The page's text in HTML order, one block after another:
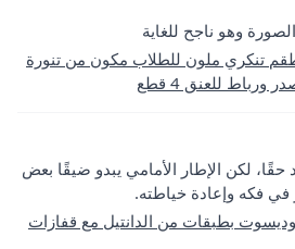
وهو ناجح للغاية
تنكري ملون للطلاب مكون من تنورة
للعنق 4 قطع
لكن الإطار الأمامي يبدو ضيقًا بعض
فكه وإعادة خياطته.
بطبقات من الدانتيل مع قفازات